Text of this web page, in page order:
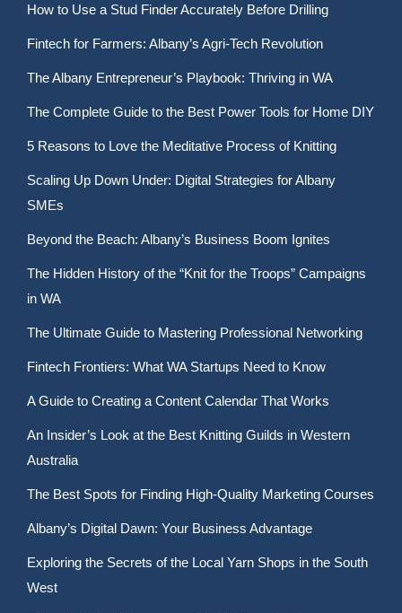
How to Use a Stud Finder Accurately Before Drilling
Fintech for Farmers: Albany’s Agri-Tech Revolution
The Albany Entrepreneur’s Playbook: Thriving in WA
The Complete Guide to the Best Power Tools for Home DIY
5 Reasons to Love the Meditative Process of Knitting
Scaling Up Down Under: Digital Strategies for Albany
SMEs
Beyond the Beach: Albany’s Business Boom Ignites
The Hidden History of the “Knit for the Troops” Campaigns
in WA
The Ultimate Guide to Mastering Professional Networking
Fintech Frontiers: What WA Startups Need to Know
A Guide to Creating a Content Calendar That Works
An Insider’s Look at the Best Knitting Guilds in Western
Australia
The Best Spots for Finding High-Quality Marketing Courses
Albany’s Digital Dawn: Your Business Advantage
Exploring the Secrets of the Local Yarn Shops in the South
West